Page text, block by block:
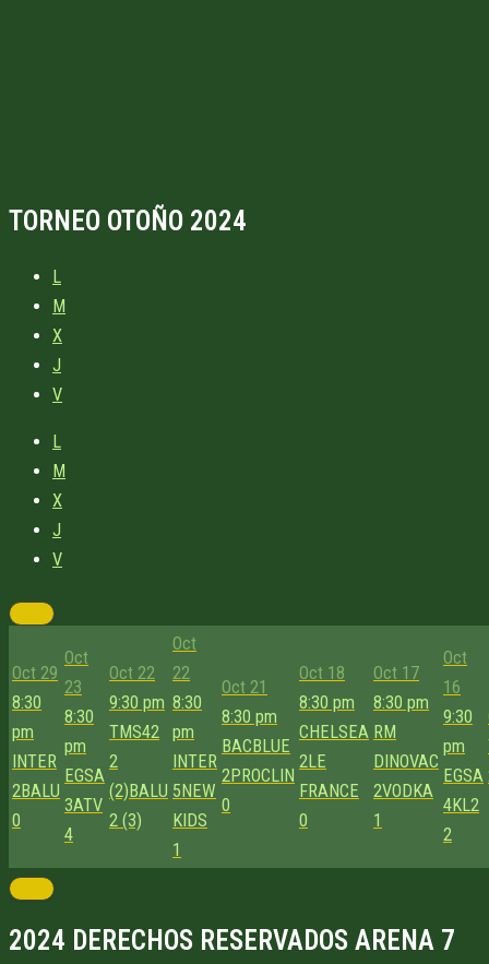
TORNEO OTOÑO 2024
L
M
X
J
V
L
M
X
J
V
Oct 29
8:30
pm
INTER
2BALU
0
Oct
23
8:30
pm
EGSA
3ATV
4
Oct 22
9:30 pm
TMS42
2
(2)BALU
2 (3)
Oct
22
8:30
pm
INTER
5NEW
KIDS
1
Oct 21
8:30 pm
BACBLUE
2PROCLIN
0
Oct 18
8:30 pm
CHELSEA
2LE
FRANCE
0
Oct 17
8:30 pm
RM
DINOVAC
2VODKA
1
Oct
16
9:30
pm
EGSA
4KL2
2
2024 DERECHOS RESERVADOS ARENA 7